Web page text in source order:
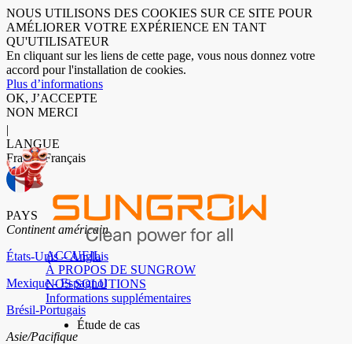
NOUS UTILISONS DES COOKIES SUR CE SITE POUR
AMÉLIORER VOTRE EXPÉRIENCE EN TANT
QU'UTILISATEUR
En cliquant sur les liens de cette page, vous nous donnez votre
accord pour l'installation de cookies.
Plus d’informations
OK, J’ACCEPTE
NON MERCI
|
LANGUE
France-Français
PAYS
Continent américain
États-Unis – Anglais
Mexique - Espagnol
Brésil-Portugais
Asie/Pacifique
ACCUEIL
À PROPOS DE SUNGROW
NOS SOLUTIONS
Informations supplémentaires
Étude de cas